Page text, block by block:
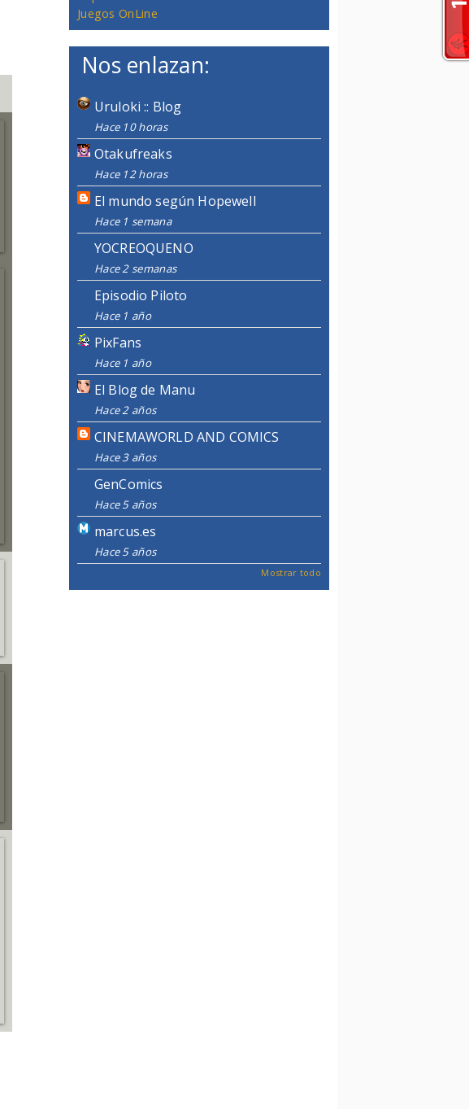
Juegos OnLine
Nos enlazan:
Uruloki :: Blog
Hace 10 horas
Otakufreaks
Hace 12 horas
El mundo según Hopewell
Hace 1 semana
YOCREOQUENO
Hace 2 semanas
Episodio Piloto
Hace 1 año
PixFans
Hace 1 año
El Blog de Manu
Hace 2 años
CINEMAWORLD AND COMICS
Hace 3 años
GenComics
Hace 5 años
marcus.es
Hace 5 años
Mostrar todo